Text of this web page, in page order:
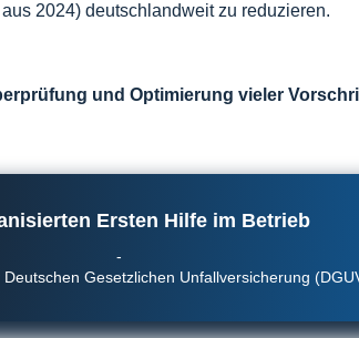
2024) deutschlandweit zu reduzieren.
und Optimierung vieler
Ersten Hilfe im Betrieb
-
Gesetzlichen Unfallversicherung